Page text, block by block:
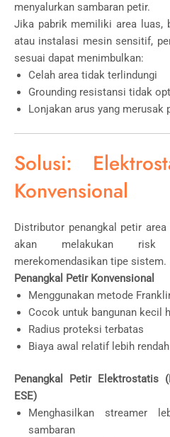
menyalurkan sambaran petir.
Jika pabrik memiliki area luas,
atau instalasi mesin sensitif,
sesuai dapat menimbulkan:
Celah area tidak terlindungi
Grounding resistansi tidak
Lonjakan arus yang merusak
Solusi:
Konvensional
Distributor penangkal petir
akan melakukan risk
merekomendasikan tipe sistem.
Penangkal Petir Konvensional
Menggunakan metode
Cocok untuk bangunan kecil
Radius proteksi terbatas
Biaya awal relatif lebih rendah
Penangkal Petir Elektrostatis
ESE)
Menghasilkan streamer
sambaran